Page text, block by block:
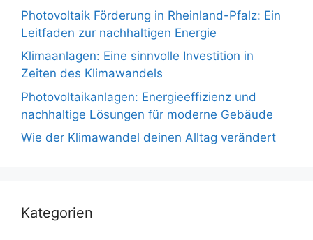
Photovoltaik Förderung in Rheinland-Pfalz: Ein
Leitfaden zur nachhaltigen Energie
Klimaanlagen: Eine sinnvolle Investition in
Zeiten des Klimawandels
Photovoltaikanlagen: Energieeffizienz und
nachhaltige Lösungen für moderne Gebäude
Wie der Klimawandel deinen Alltag verändert
Kategorien